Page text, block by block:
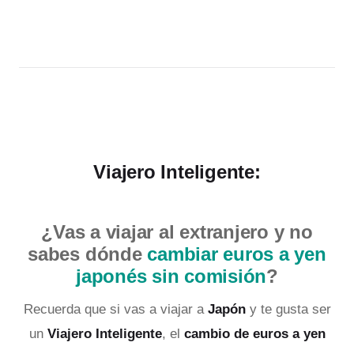
Viajero Inteligente:
¿Vas a viajar al extranjero y no
sabes dónde cambiar euros a yen
japonés sin comisión?
Recuerda que si vas a viajar a Japón y te gusta ser
un Viajero Inteligente, el cambio de euros a yen